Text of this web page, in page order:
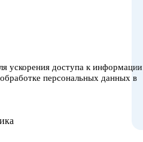
ускорения доступа к информации
персональных данных в